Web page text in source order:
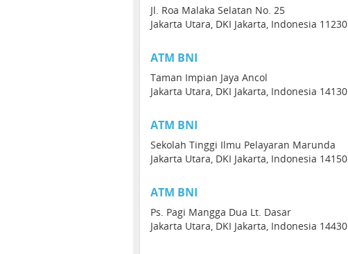
Jl. Roa Malaka Selatan No. 25
Jakarta Utara, DKI Jakarta, Indonesia 11230
ATM BNI
Taman Impian Jaya Ancol
Jakarta Utara, DKI Jakarta, Indonesia 14130
ATM BNI
Sekolah Tinggi Ilmu Pelayaran Marunda
Jakarta Utara, DKI Jakarta, Indonesia 14150
ATM BNI
Ps. Pagi Mangga Dua Lt. Dasar
Jakarta Utara, DKI Jakarta, Indonesia 14430